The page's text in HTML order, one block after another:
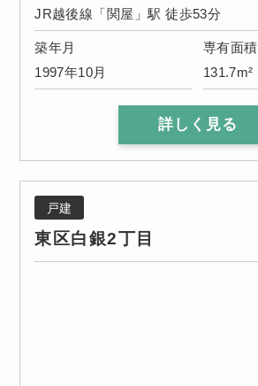
JR越後線「関屋」駅 徒歩53分
築年月
1997年10月
専有面積
131.7m²
詳しく見る
戸建
東区白銀2丁目